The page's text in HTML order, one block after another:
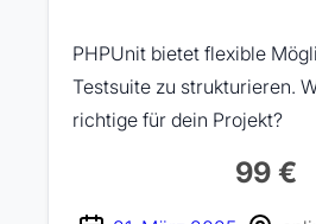
PHPUnit bietet flexible
Testsuite zu strukturieren.
richtige für dein Projekt?
99 €